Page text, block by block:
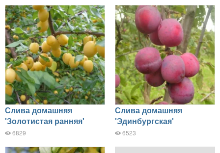
Слива домашняя
'Золотистая ранняя'
6829
Слива домашняя
'Эдинбургская'
6523